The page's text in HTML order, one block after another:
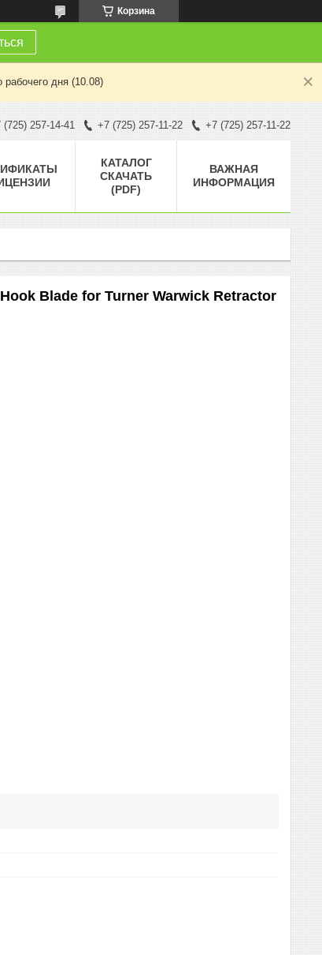
Корзина
дня (10.08)
(725) 257-14-41 +7 (725) 257-11-22 +7 (725) 257-11-22
КАТАЛОГ
СКАЧАТЬ
(PDF)
ВАЖНАЯ
ИНФОРМАЦИЯ
Blade for Turner Warwick Retractor